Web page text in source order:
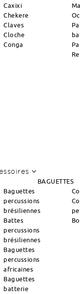
Caxixi
Chekere
Claves
Cloche
Conga
BAGUETTES
Baguettes
percussions
brésiliennes
Battes
percussions
brésiliennes
Baguettes
percussions
africaines
Baguettes
batterie